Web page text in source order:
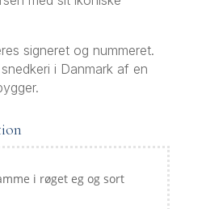
signeret og nummeret.
i Danmark af en
i røget eg og sort